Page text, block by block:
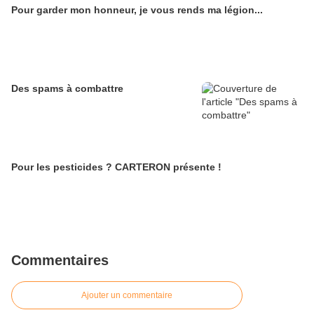
Pour garder mon honneur, je vous rends ma légion...
Des spams à combattre
Pour les pesticides ? CARTERON présente !
Commentaires
Ajouter un commentaire